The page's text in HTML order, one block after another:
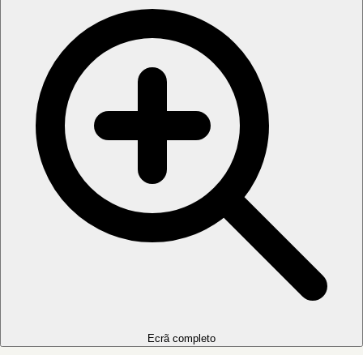
Ecrã completo